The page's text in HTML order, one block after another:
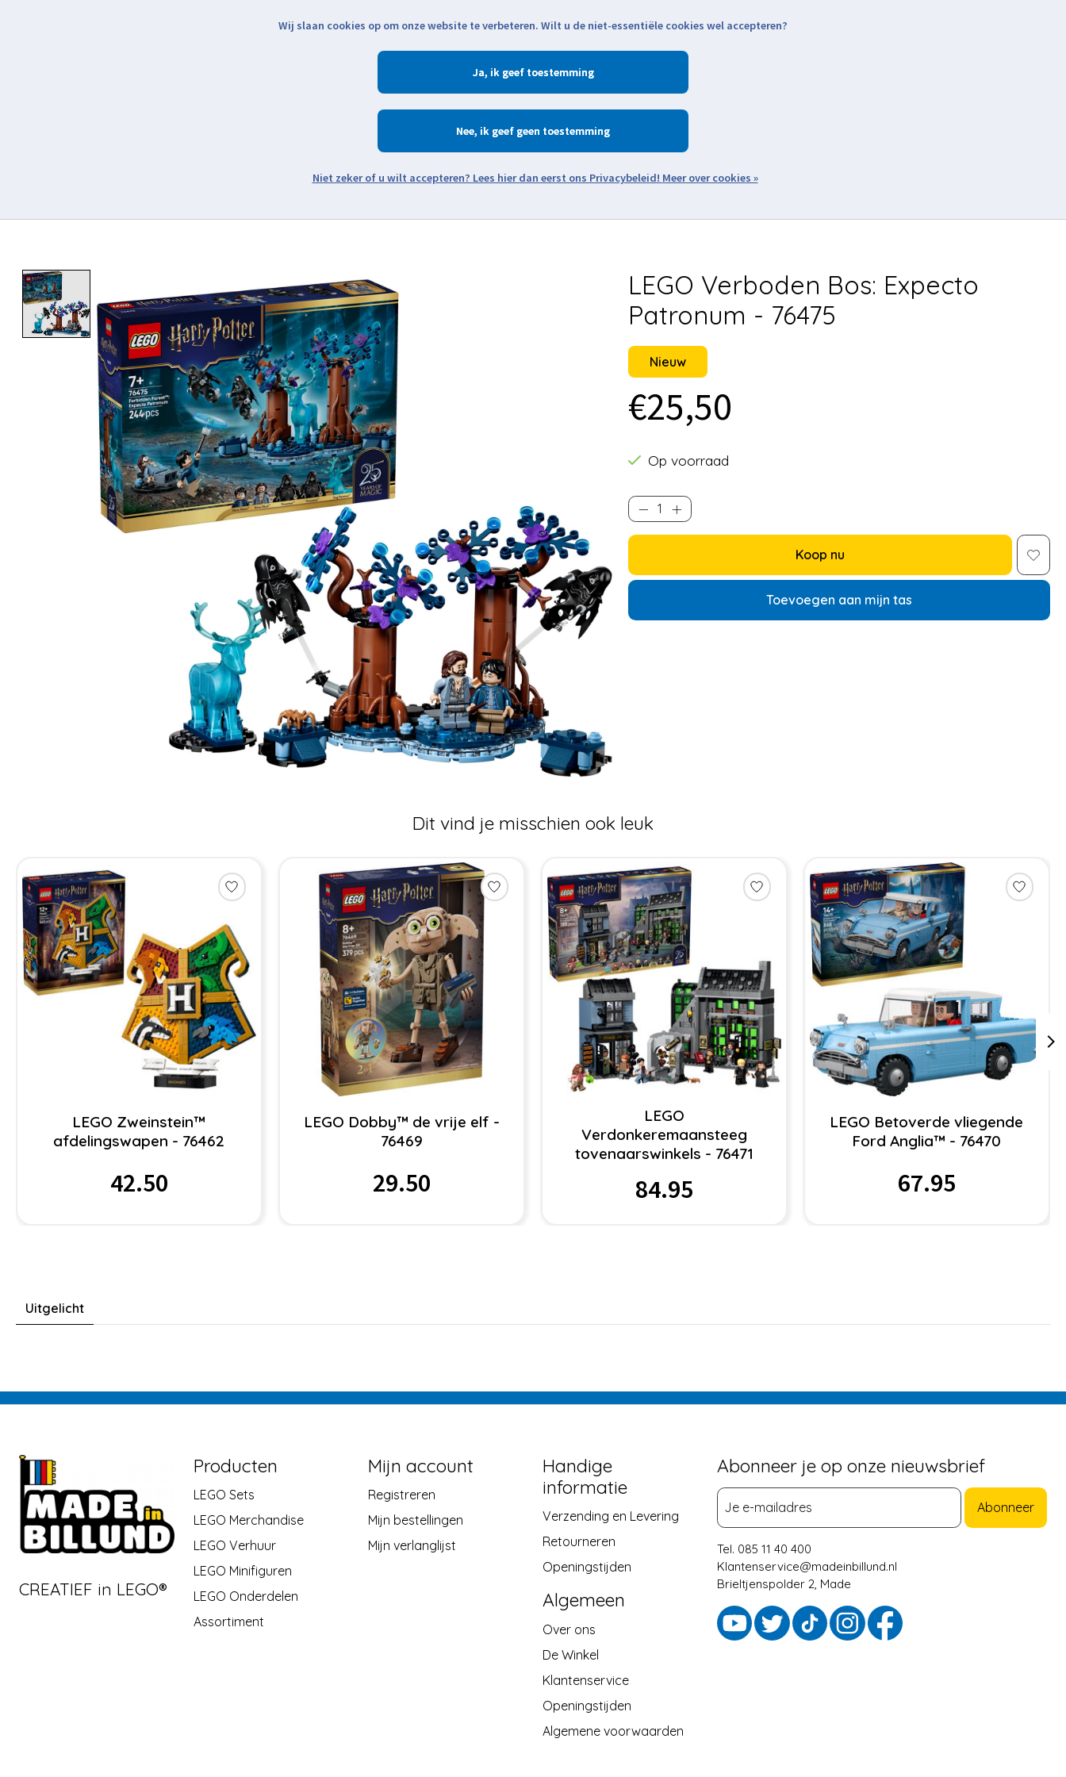
Zoeken
LEGO Verboden Bos: Expecto
Patronum - 76475
Nieuw
€25,50
Op voorraad
Koop nu
Toevoegen aan mijn tas
Dit vind je misschien ook leuk
Items van productcarrousel
LEGO Zweinstein™
afdelingswapen - 76462
42.50
LEGO Dobby™ de vrije elf -
76469
29.50
LEGO
Verdonkeremaansteeg
tovenaarswinkels - 76471
84.95
LEGO Betoverde vliegende
Ford Anglia™ - 76470
67.95
Uitgelicht
CREATIEF in LEGO®
Producten
LEGO Sets
LEGO Merchandise
LEGO Verhuur
LEGO Minifiguren
LEGO Onderdelen
Assortiment
Mijn account
Registreren
Mijn bestellingen
Mijn verlanglijst
Handige
informatie
Verzending en Levering
Retourneren
Openingstijden
Algemeen
Over ons
De Winkel
Klantenservice
Openingstijden
Algemene voorwaarden
Abonneer je op onze nieuwsbrief
Abonneer
Tel. 085 11 40 400
Klantenservice@madeinbillund.nl
Brieltjenspolder 2, Made
Wij slaan cookies op om onze website te verbeteren. Wilt u de niet-essentiële cookies wel accepteren?
Ja
Nee
Meer over cookies »